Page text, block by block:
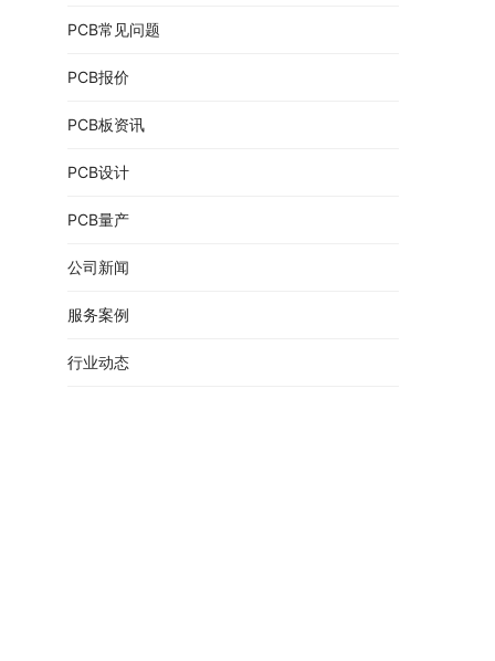
PCB常见问题
PCB报价
PCB板资讯
PCB设计
PCB量产
公司新闻
服务案例
行业动态